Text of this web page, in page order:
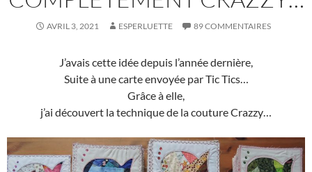
AVRIL 3, 2021 ESPERLUETTE 89 COMMENTAIRES
J’avais cette idée depuis l’année dernière,
Suite à une carte envoyée par Tic Tics…
Grâce à elle,
j’ai découvert la technique de la couture Crazzy…